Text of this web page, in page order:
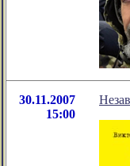
30.11.2007
15:00